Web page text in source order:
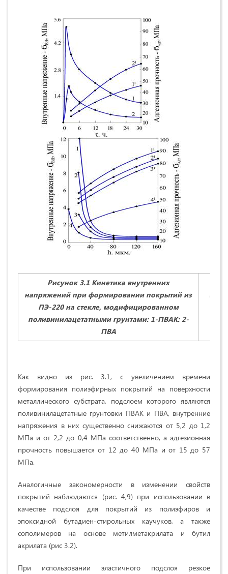
Рисунок 3.1 Кинетика внутренних
напряжений при формировании покрытий из
ПЭ-220 на стекле, модифицированном
поливинилацетатными грунтами: 1-ПВАК: 2-
ПВА
Как видно из рис. 3.1, с увеличением времени
формирования полиэфирных покрытий на поверхности
металлического субстрата, подслоем которого являются
поливинилацетатные грунтовки ПВАК и ПВА, внутренние
напряжения в них существенно снижаются от 5,2 до 1,2
МПа и от 2,2 до 0,4 МПа соответственно, а адгезионная
прочность повышается от 12 до 40 МПа и от 15 до 57
МПа.
Аналогичные закономерности в изменении свойств
покрытий наблюдаются (рис. 4,9) при использовании в
качестве подслоя для покрытий из полиэфиров и
эпоксидной бутадиен-стирольных каучуков, а также
сополимеров на основе метилметакрилата и бутил
акрилата (рис 3.2).
При использовании эластичного подслоя резкое